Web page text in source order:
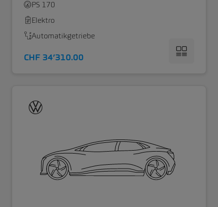
PS 170
Elektro
Automatikgetriebe
CHF 34’310.00